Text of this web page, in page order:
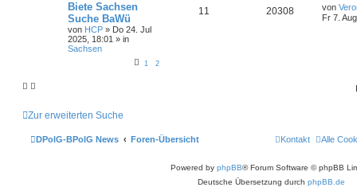
Biete Sachsen
Suche BaWü
von HCP » Do 24. Jul
2025, 18:01 » in
Sachsen
1 2
11 20308 von
Fr 7.
Zur erweiterten Suche
DPolG-BPolG News Foren-Übersicht Alle
Kontakt
Powered by phpBB® Forum Software © phpBB
Deutsche Übersetzung durch phpBB.de